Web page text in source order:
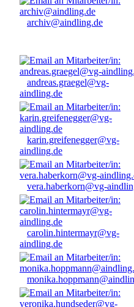
archiv@aindling.de
andreas.graegel@vg-
aindling.de
karin.greifenegger@vg-
aindling.de
vera.haberkorn@vg-
carolin.hintermayr@vg-
aindling.de